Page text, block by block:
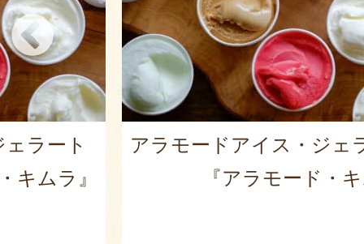
ラート
キムラ』
アラモードアイス・ジェ
『アラモード・